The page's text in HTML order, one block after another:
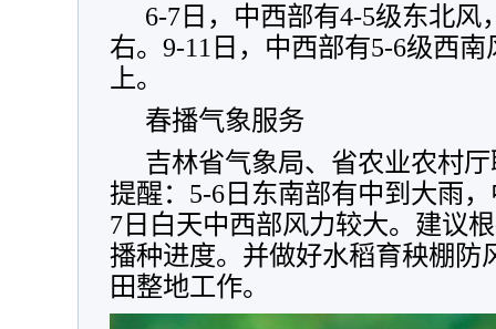
6-7日，中西部有4-5级东北风
右。9-11日，中西部有5-6级西
上。
春播气象服务
吉林省气象局、省农业农村
提醒：5-6日东南部有中到大雨
7日白天中西部风力较大。建议
播种进度。并做好水稻育秧棚防
田整地工作。